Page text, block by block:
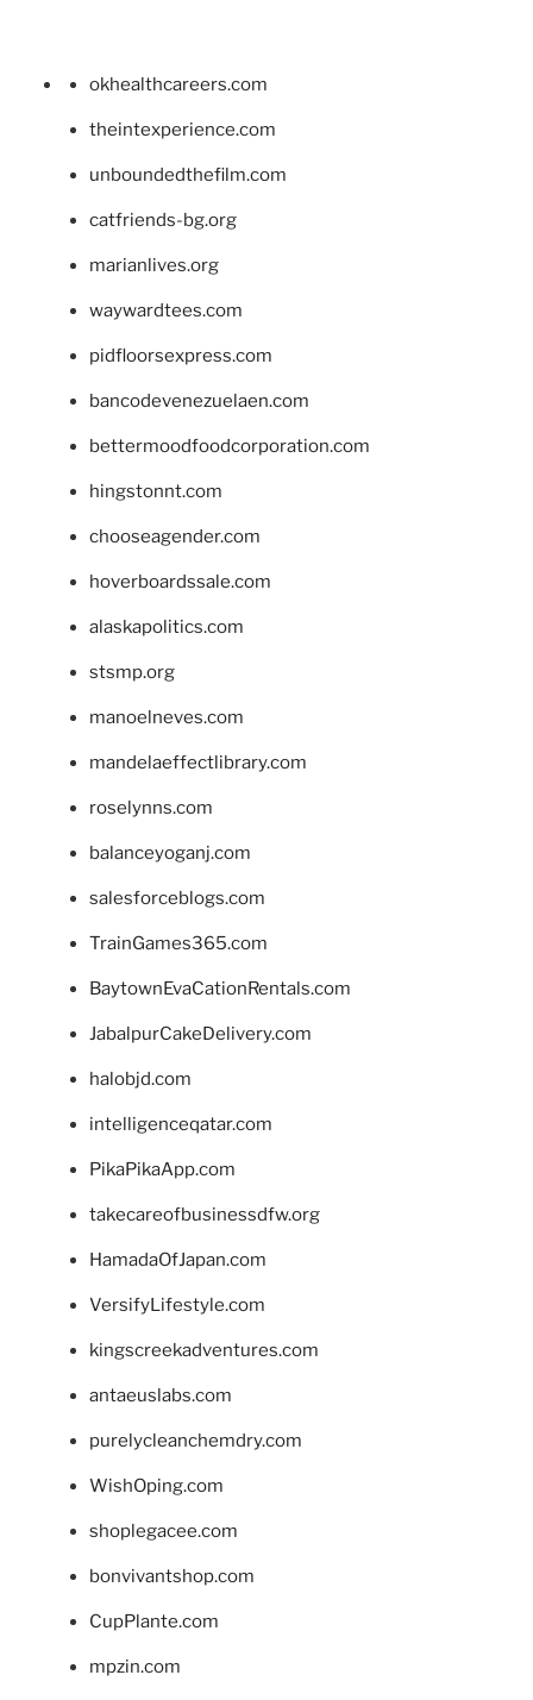
okhealthcareers.com
theintexperience.com
unboundedthefilm.com
catfriends-bg.org
marianlives.org
waywardtees.com
pidfloorsexpress.com
bancodevenezuelaen.com
bettermoodfoodcorporation.com
hingstonnt.com
chooseagender.com
hoverboardssale.com
alaskapolitics.com
stsmp.org
manoelneves.com
mandelaeffectlibrary.com
roselynns.com
balanceyoganj.com
salesforceblogs.com
TrainGames365.com
BaytownEvaCationRentals.com
JabalpurCakeDelivery.com
halobjd.com
intelligenceqatar.com
PikaPikaApp.com
takecareofbusinessdfw.org
HamadaOfJapan.com
VersifyLifestyle.com
kingscreekadventures.com
antaeuslabs.com
purelycleanchemdry.com
WishOping.com
shoplegacee.com
bonvivantshop.com
CupPlante.com
mpzin.com